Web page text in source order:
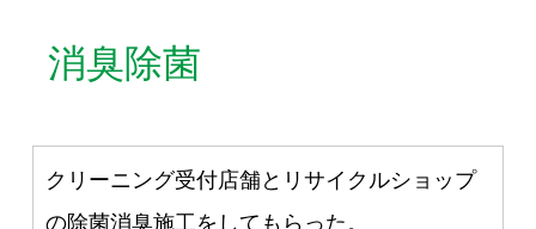
消臭除菌
クリーニング受付店舗とリサイクルショップ
の除菌消臭施工をしてもらった。